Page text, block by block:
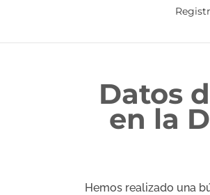
Datos
en la
Hemos realizado una